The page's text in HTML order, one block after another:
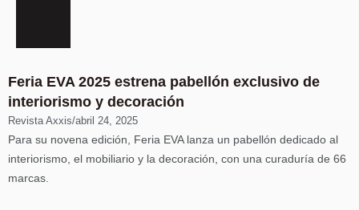
Feria EVA 2025 estrena pabellón exclusivo de
interiorismo y decoración
Revista Axxis/abril 24, 2025
Para su novena edición, Feria EVA lanza un pabellón dedicado al
interiorismo, el mobiliario y la decoración, con una curaduría de 66
marcas.